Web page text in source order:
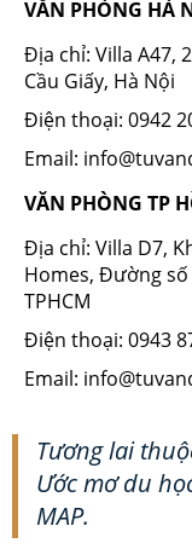
VĂN PHÒNG HÀ
Địa chỉ: Villa A47,
Cầu Giấy, Hà Nội
Điện thoại: 0942
Email:
VĂN PHÒNG TP
Địa chỉ: Villa D7,
Homes, Đường
TPHCM
Điện thoại: 0943
Email:
Tương lai
Ước mơ du
MAP.